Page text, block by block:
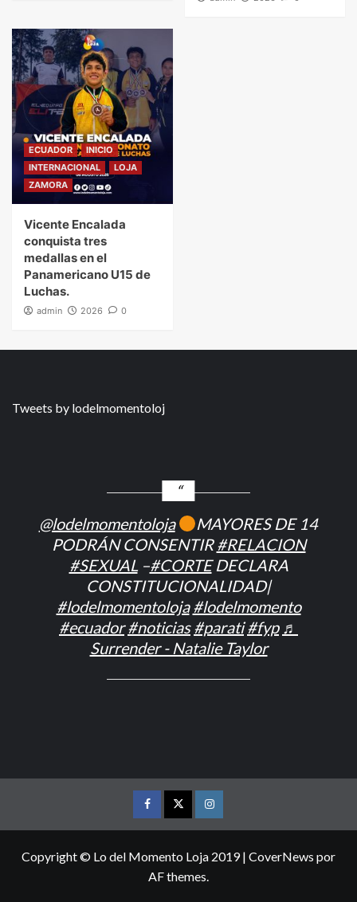
ECUADOR
INICIO
INTERNACIONAL
LOJA
ZAMORA
Vicente Encalada
conquista tres
medallas en el
Panamericano U15 de
Luchas.
admin 2026 0
Tweets by lodelmomentoloj
@lodelmomentoloja
MAYORES DE 14
PODRÁN CONSENTIR#RELACION
#SEXUAL–#CORTEDECLARA
CONSTITUCIONALIDAD|
#lodelmomentoloja #lodelmomento
#ecuador #noticias #parati #fyp ♬
Surrender - Natalie Taylor
FACEBOOK
TWITTERINSTAGRAM
Copyright © Lo del Momento Loja 2019| CoverNews por
AF themes.